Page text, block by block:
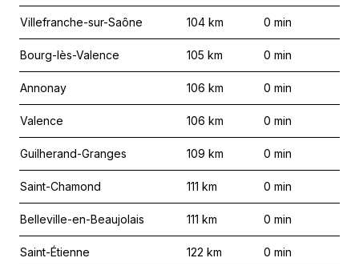
Villefranche-sur-Saône 104 km 0 min
Bourg-lès-Valence 105 km 0 min
Annonay 106 km 0 min
Valence 106 km 0 min
Guilherand-Granges 109 km 0 min
Saint-Chamond 111 km 0 min
Belleville-en-Beaujolais 111 km 0 min
Saint-Étienne 122 km 0 min